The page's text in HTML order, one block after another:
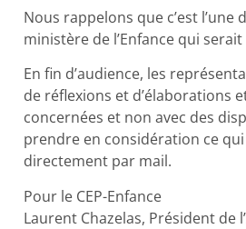
Nous rappelons que c’est
ministère de l’Enfance qui
En fin d’audience, les
de réflexions et d’élaborations
concernées et non avec des
prendre en considération ce
directement par mail.
Pour le CEP-Enfance
Laurent Chazelas, Président de